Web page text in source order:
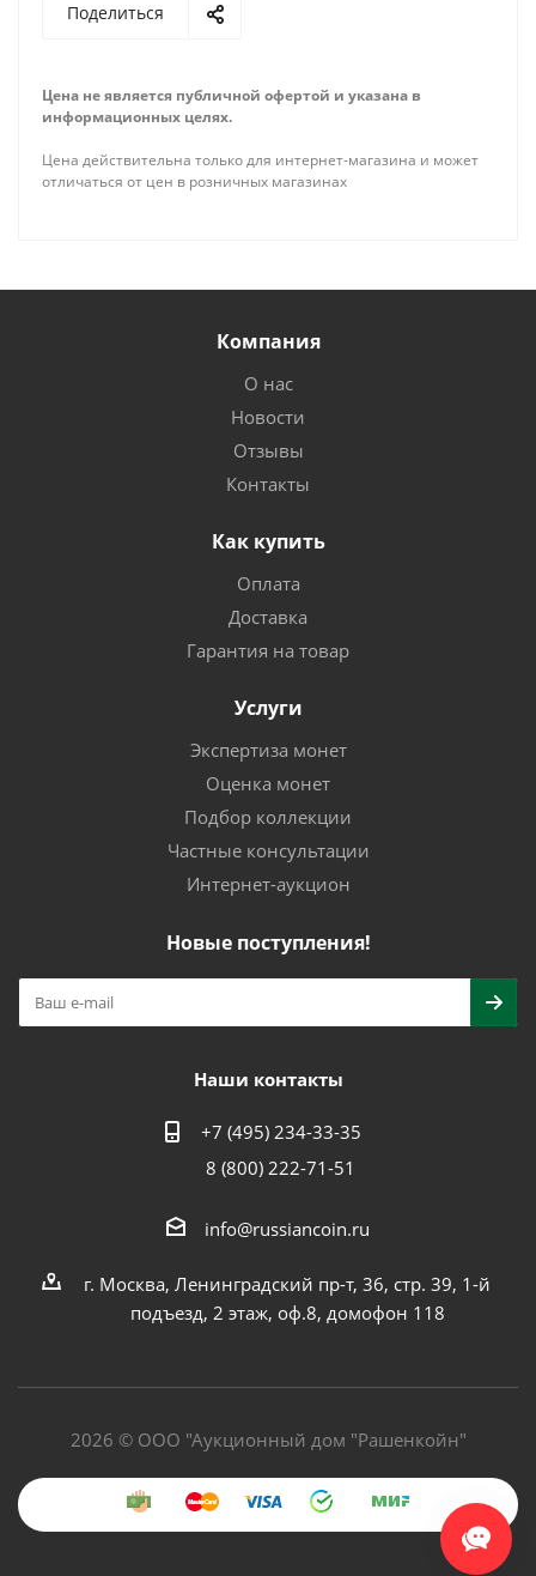
Поделиться
Цена не является публичной офертой и указана в
информационных целях.
Цена действительна только для интернет-магазина и может
отличаться от цен в розничных магазинах
Компания
О нас
Новости
Отзывы
Контакты
Как купить
Оплата
Доставка
Гарантия на товар
Услуги
Экспертиза монет
Оценка монет
Подбор коллекции
Частные консультации
Интернет-аукцион
Новые поступления!
Наши контакты
+7 (495) 234-33-35
8 (800) 222-71-51
info@russiancoin.ru
г. Москва, Ленинградский пр-т, 36, стр. 39, 1-й
подъезд, 2 этаж, оф.8, домофон 118
2026 © ООО "Аукционный дом "Рашенкойн"